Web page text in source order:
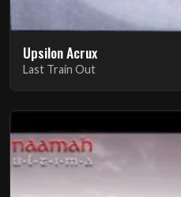
Upsilon Acrux
Last Train Out